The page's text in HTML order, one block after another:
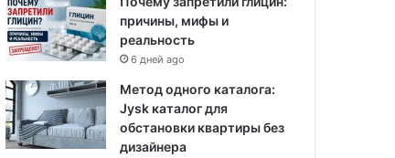
причины, мифы и
реальность
6 дней ago
Метод одного каталога:
Jysk каталог для
обстановки квартиры без
дизайнера